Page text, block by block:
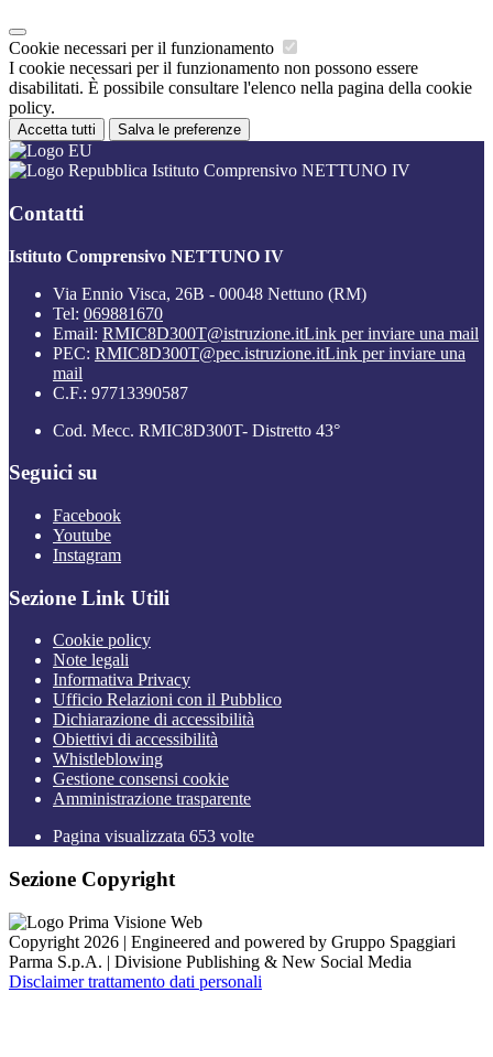
Cookie necessari per il funzionamento
I cookie necessari per il funzionamento non possono essere
disabilitati. È possibile consultare l'elenco nella pagina della cookie
policy.
Accetta tutti Salva le preferenze
Istituto Comprensivo NETTUNO IV
Contatti
Istituto Comprensivo NETTUNO IV
Via Ennio Visca, 26B - 00048 Nettuno (RM)
Tel: 069881670
Email: RMIC8D300T@istruzione.itLink per inviare una mail
PEC: RMIC8D300T@pec.istruzione.itLink per inviare una
mail
C.F.: 97713390587
Cod. Mecc. RMIC8D300T- Distretto 43°
Seguici su
Facebook
Youtube
Instagram
Sezione Link Utili
Cookie policy
Note legali
Informativa Privacy
Ufficio Relazioni con il Pubblico
Dichiarazione di accessibilità
Obiettivi di accessibilità
Whistleblowing
Gestione consensi cookie
Amministrazione trasparente
Pagina visualizzata 653 volte
Sezione Copyright
Copyright 2026 | Engineered and powered by Gruppo Spaggiari
Parma S.p.A. | Divisione Publishing & New Social Media
Disclaimer trattamento dati personali